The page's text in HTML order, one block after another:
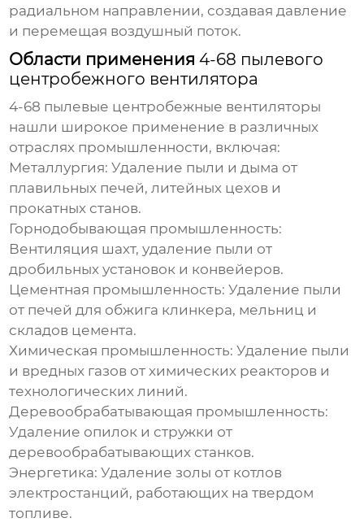
радиальном направлении, создавая давление
и перемещая воздушный поток.
Области применения4-68 пылевого
центробежного вентилятора
4-68 пылевые центробежные вентиляторы
нашли широкое применение в различных
отраслях промышленности, включая:
Металлургия: Удаление пыли и дыма от
плавильных печей, литейных цехов и
прокатных станов.
Горнодобывающая промышленность:
Вентиляция шахт, удаление пыли от
дробильных установок и конвейеров.
Цементная промышленность: Удаление пыли
от печей для обжига клинкера, мельниц и
складов цемента.
Химическая промышленность: Удаление пыли
и вредных газов от химических реакторов и
технологических линий.
Деревообрабатывающая промышленность:
Удаление опилок и стружки от
деревообрабатывающих станков.
Энергетика: Удаление золы от котлов
электростанций, работающих на твердом
топливе.